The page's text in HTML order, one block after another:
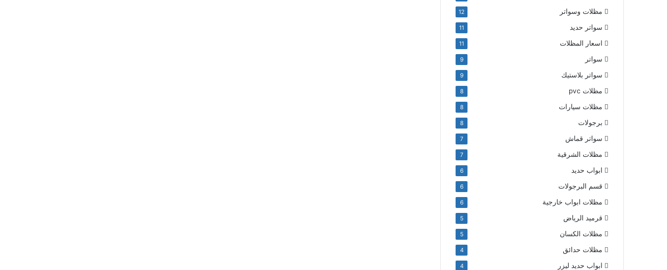
مظلات وسواتر 12
سواتر حديد 11
اسعار المظلات 11
سواتر 9
سواتر بلاستيك 9
مظلات pvc 8
مظلات سيارات 8
برجولات 8
سواتر قماش 7
مظلات الشرقية 7
ابواب حديد 6
قسم البرجولات 6
مظلات ابواب خارجية 6
قرميد الرياض 5
مظلات الكسان 5
مظلات حدائق 4
ابواب حديد ليزر 4